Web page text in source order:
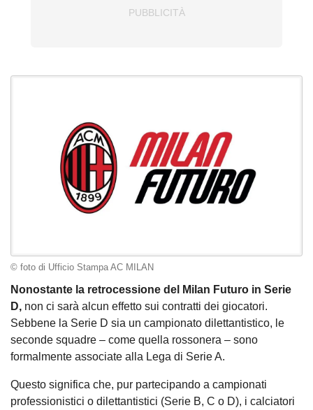
© foto di Ufficio Stampa AC MILAN
Nonostante la retrocessione del Milan Futuro in Serie
D, non ci sarà alcun effetto sui contratti dei giocatori.
Sebbene la Serie D sia un campionato dilettantistico, le
seconde squadre – come quella rossonera – sono
formalmente associate alla Lega di Serie A.
Questo significa che, pur partecipando a campionati
professionistici o dilettantistici (Serie B, C o D), i calciatori